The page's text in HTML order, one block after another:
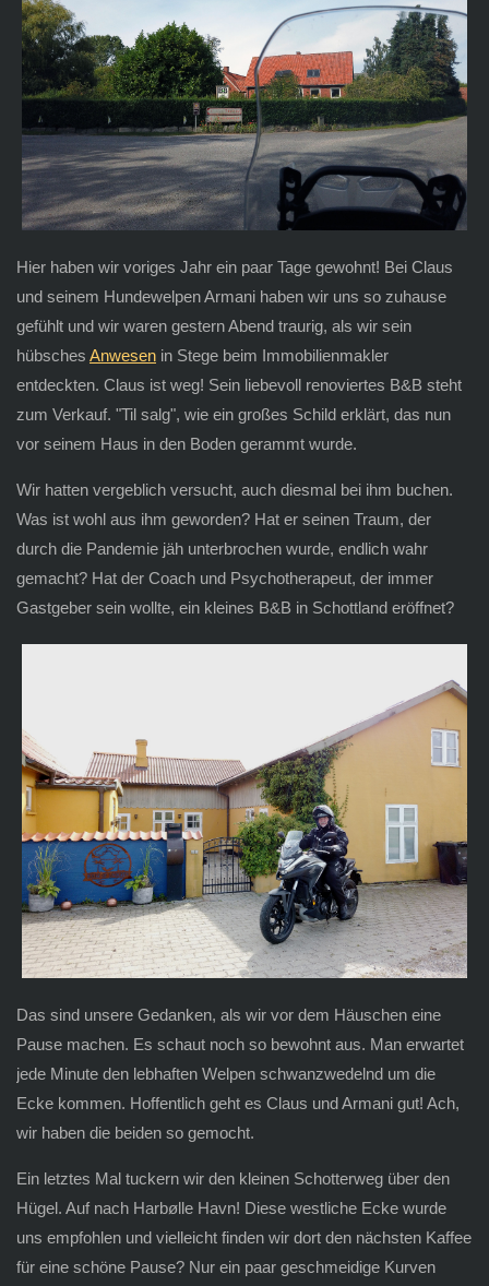
Hier haben wir voriges Jahr ein paar Tage gewohnt! Bei Claus
und seinem Hundewelpen Armani haben wir uns so zuhause
gefühlt und wir waren gestern Abend traurig, als wir sein
hübsches Anwesenin Stege beim Immobilienmakler
entdeckten. Claus ist weg! Sein liebevoll renoviertes B&B steht
zum Verkauf. "Til salg", wie ein großes Schild erklärt, das nun
vor seinem Haus in den Boden gerammt wurde.
Wir hatten vergeblich versucht, auch diesmal bei ihm buchen.
Was ist wohl aus ihm geworden? Hat er seinen Traum, der
durch die Pandemie jäh unterbrochen wurde, endlich wahr
gemacht? Hat der Coach und Psychotherapeut, der immer
Gastgeber sein wollte, ein kleines B&B in Schottland eröffnet?
Das sind unsere Gedanken, als wir vor dem Häuschen eine
Pause machen. Es schaut noch so bewohnt aus. Man erwartet
jede Minute den lebhaften Welpen schwanzwedelnd um die
Ecke kommen. Hoffentlich geht es Claus und Armani gut! Ach,
wir haben die beiden so gemocht.
Ein letztes Mal tuckern wir den kleinen Schotterweg über den
Hügel. Auf nach Harbølle Havn! Diese westliche Ecke wurde
uns empfohlen und vielleicht finden wir dort den nächsten Kaffee
für eine schöne Pause? Nur ein paar geschmeidige Kurven